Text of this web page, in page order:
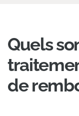
Quels
de